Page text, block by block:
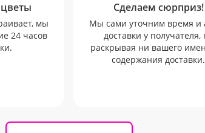
мы
24 часов
Сделаем сюрприз!
Мы сами уточним время и
доставки у получателя,
раскрывая ни вашего
содержания доставки.